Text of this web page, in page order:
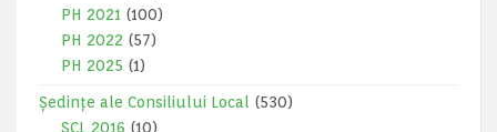
PH 2021 (100)
PH 2022 (57)
PH 2025 (1)
Ședințe ale Consiliului Local
(530)
SCL 2016 (10)